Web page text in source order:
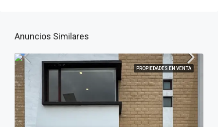
Anuncios Similares
PROPIEDADES EN VENTA